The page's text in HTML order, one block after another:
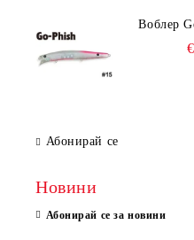
Воблер
Абонирай се
Новини
Абонирай се за новини